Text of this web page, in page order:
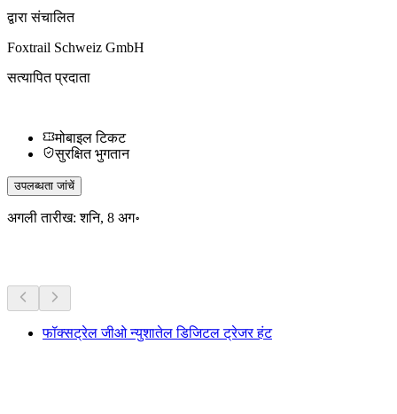
द्वारा संचालित
Foxtrail Schweiz GmbH
सत्यापित प्रदाता
मोबाइल टिकट
सुरक्षित भुगतान
उपलब्धता जांचें
अगली तारीख: शनि, 8 अग॰
फॉक्सट्रेल जीओ न्युशातेल डिजिटल ट्रेजर हंट